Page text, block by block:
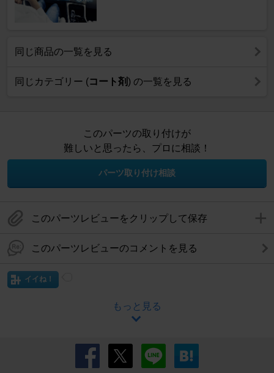
同じ商品の一覧を見る
同じカテゴリー (コート剤) の一覧を見る
このパーツの取り付けが
難しいと思ったら、プロに相談！
パーツ取り付け相談
このパーツレビューをクリップして保存
このパーツレビューのコメントを見る
イイね！
もっと見る